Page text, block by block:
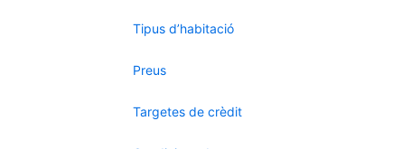
Tipus d’habitació
Preus
Targetes de crèdit